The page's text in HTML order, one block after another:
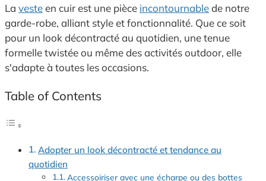
La vesteen cuir est une pièce incontournablede notre
garde-robe, alliant style et fonctionnalité. Que ce soit
pour un look décontracté au quotidien, une tenue
formelle twistée ou même des activités outdoor, elle
s'adapte à toutes les occasions.
Table of Contents
Adopter un look décontracté et tendance au
quotidien
Accessoiriser avec une écharpe ou des bottes